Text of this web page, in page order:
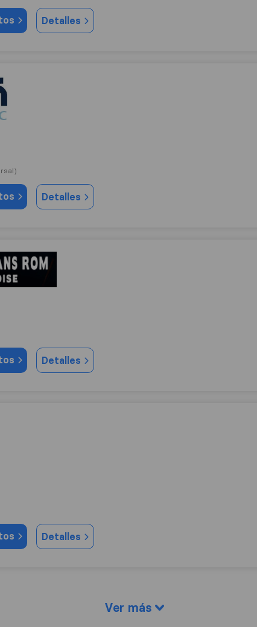
Detalles
Detalles
Detalles
Detalles
Ver más